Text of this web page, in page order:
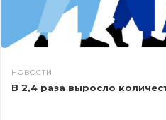
НОВОСТИ
В 2,4 раза выросло